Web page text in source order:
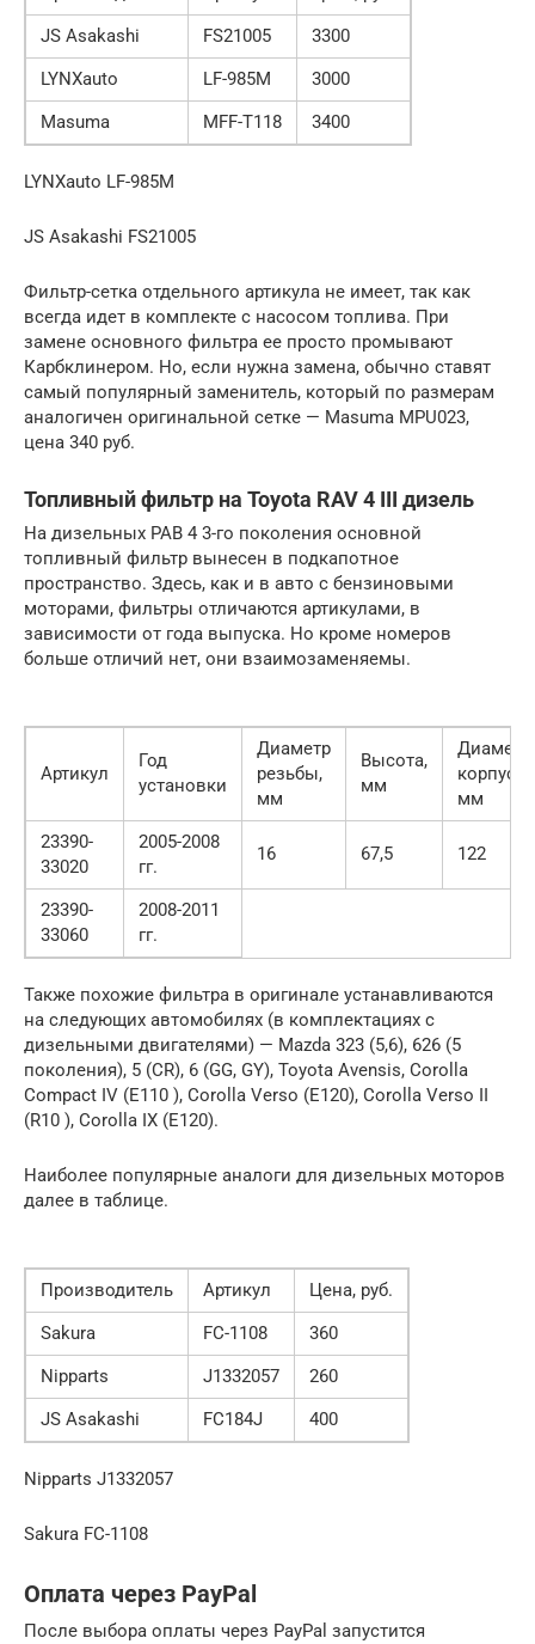
JS Asakashi
FS21005
3300
LYNXauto
LF-985M
3000
Masuma
MFF-T118 3400
LYNXauto LF-985M
JS Asakashi FS21005
Фильтр-сетка отдельного артикула не имеет, так как
всегда идет в комплекте с насосом топлива. При
замене основного фильтра ее просто промывают
Карбклинером. Но, если нужна замена, обычно ставят
самый популярный заменитель, который по размерам
аналогичен оригинальной сетке — Masuma MPU023,
цена 340 руб.
Топливный фильтр на Toyota RAV 4 III дизель
На дизельных РАВ 4 3-го поколения основной
топливный фильтр вынесен в подкапотное
пространство. Здесь, как и в авто с бензиновыми
моторами, фильтры отличаются артикулами, в
зависимости от года выпуска. Но кроме номеров
больше отличий нет, они взаимозаменяемы.
Артикул
Год
установки
Диаметр
резьбы,
мм
Высота,
мм
Диаметр
корпуса,
мм
23390-
33020
2005-2008
гг.
16 67,5 122
23390-
33060
2008-2011
гг.
Также похожие фильтра в оригинале устанавливаются
на следующих автомобилях (в комплектациях с
дизельными двигателями) — Mazda 323 (5,6), 626 (5
поколения), 5 (CR), 6 (GG, GY), Toyota Avensis, Corolla
Compact IV (E110 ), Corolla Verso (E120), Corolla Verso II
(R10 ), Corolla IX (E120).
Наиболее популярные аналоги для дизельных моторов
далее в таблице.
Производитель Артикул
Цена, руб.
Sakura
FC-1108
360
Nipparts
J1332057
260
JS Asakashi
FC184J 400
Nipparts J1332057
Sakura FC-1108
Оплата через PayPal
После выбора оплаты через PayPal запустится